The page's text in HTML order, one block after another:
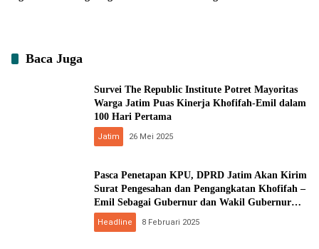
Baca Juga
Survei The Republic Institute Potret Mayoritas
Warga Jatim Puas Kinerja Khofifah-Emil dalam
100 Hari Pertama
Jatim 26 Mei 2025
Pasca Penetapan KPU, DPRD Jatim Akan Kirim
Surat Pengesahan dan Pengangkatan Khofifah –
Emil Sebagai Gubernur dan Wakil Gubernur
Jawa Timur Kepada Presiden
Headline 8 Februari 2025